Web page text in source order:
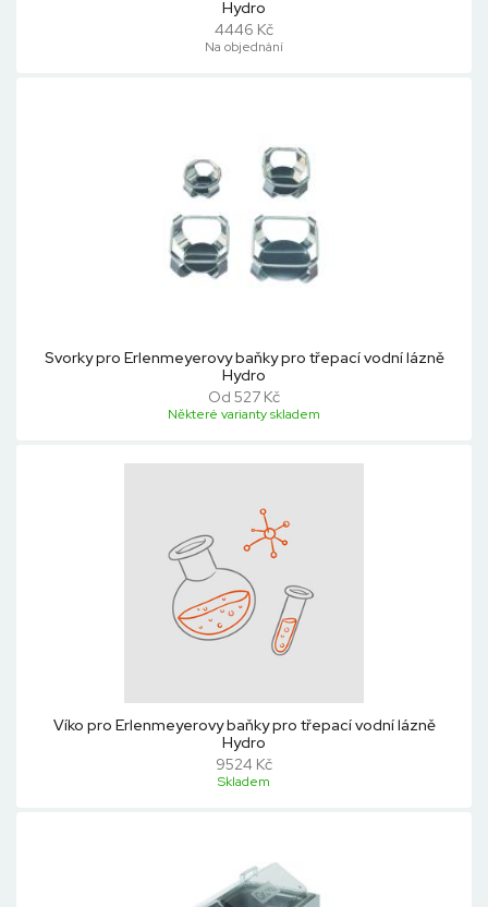
Hydro
4446 Kč
Na objednání
Svorky pro Erlenmeyerovy baňky pro třepací vodní lázně
Hydro
Od 527 Kč
Některé varianty skladem
Víko pro Erlenmeyerovy baňky pro třepací vodní lázně
Hydro
9524 Kč
Skladem